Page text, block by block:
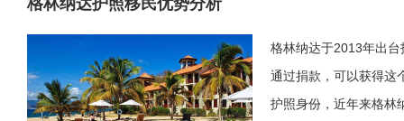
格林纳达护照移民优势分析
格林纳达于2013年出
通过捐款，可以获得这
护照身份，近年来格林